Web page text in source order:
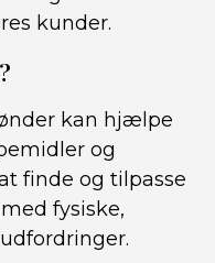
kunder.
kan hjælpe
og
finde og tilpasse
fysiske,